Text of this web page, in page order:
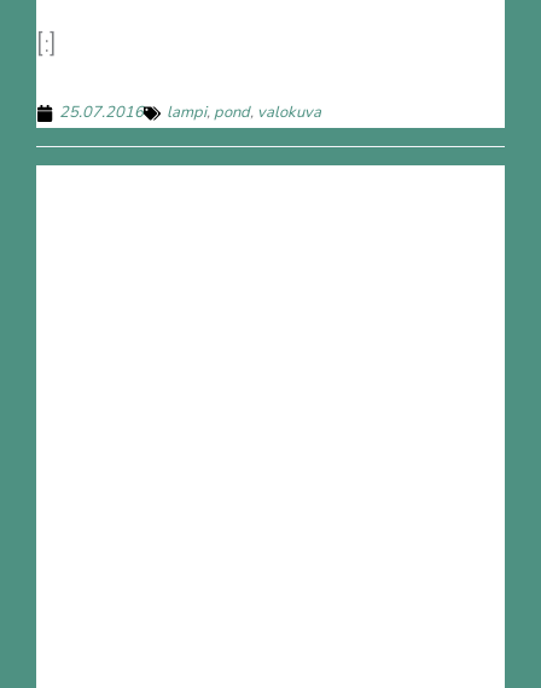
[:]
25.07.2016 lampi,pond, valokuva